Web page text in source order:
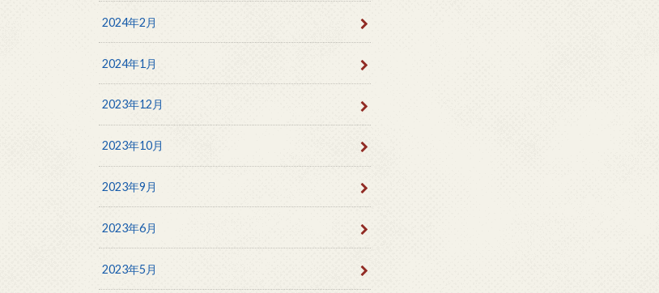
2024年2月
2024年1月
2023年12月
2023年10月
2023年9月
2023年6月
2023年5月